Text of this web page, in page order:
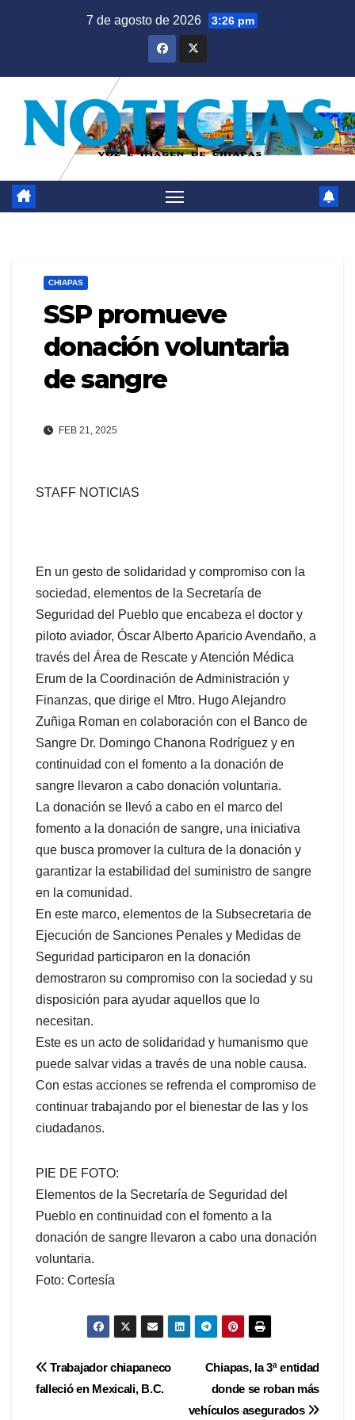
7 de agosto de 2026 3:26 pm
CHIAPAS
SSP promueve
donación voluntaria
de sangre
FEB 21, 2025
STAFF NOTICIAS
En un gesto de solidaridad y compromiso con la
sociedad, elementos de la Secretaría de
Seguridad del Pueblo que encabeza el doctor y
piloto aviador, Óscar Alberto Aparicio Avendaño, a
través del Área de Rescate y Atención Médica
Erum de la Coordinación de Administración y
Finanzas, que dirige el Mtro. Hugo Alejandro
Zuñiga Roman en colaboración con el Banco de
Sangre Dr. Domingo Chanona Rodríguez y en
continuidad con el fomento a la donación de
sangre llevaron a cabo donación voluntaria.
La donación se llevó a cabo en el marco del
fomento a la donación de sangre, una iniciativa
que busca promover la cultura de la donación y
garantizar la estabilidad del suministro de sangre
en la comunidad.
En este marco, elementos de la Subsecretaria de
Ejecución de Sanciones Penales y Medidas de
Seguridad participaron en la donación
demostraron su compromiso con la sociedad y su
disposición para ayudar aquellos que lo
necesitan.
Este es un acto de solidaridad y humanismo que
puede salvar vidas a través de una noble causa.
Con estas acciones se refrenda el compromiso de
continuar trabajando por el bienestar de las y los
ciudadanos.
PIE DE FOTO:
Elementos de la Secretaría de Seguridad del
Pueblo en continuidad con el fomento a la
donación de sangre llevaron a cabo una donación
voluntaria.
Foto: Cortesía
Navegación
Chiapas, la 3ª entidad
donde se roban más
vehículos asegurados
Trabajador chiapaneco
falleció en Mexicali, B.C.